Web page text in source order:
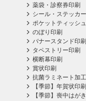
薬袋・診察券印刷
シール・ステッカ
ポケットティッシ
のぼり印刷
バナースタンド印刷
タペストリー印刷
横断幕印刷
賞状印刷
抗菌ラミネート加
【季節】年賀状印刷
【季節】喪中はが